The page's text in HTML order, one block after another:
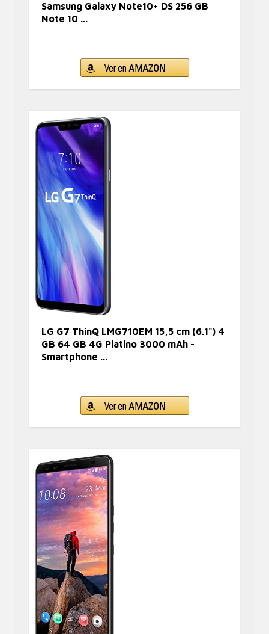
Samsung Galaxy Note10+ DS 256 GB
Note 10 ...
LG G7 ThinQ LMG710EM 15,5 cm (6.1") 4
GB 64 GB 4G Platino 3000 mAh -
Smartphone ...